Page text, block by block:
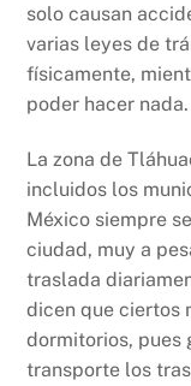
solo causan
varias leyes de
físicamente,
poder hacer nada.
La zona de
incluidos los
México siempre
ciudad, muy a
traslada
dicen que ciertos
dormitorios, pues
transporte los